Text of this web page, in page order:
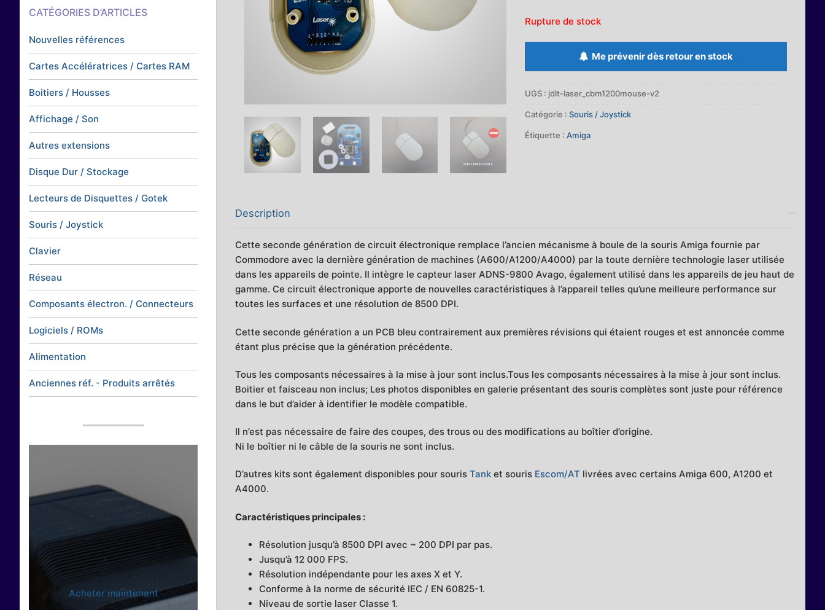
Rupture de stock
Me prévenir dès retour en stock
UGS : jdlt-laser_cbm1200mouse-v2
Catégorie : Souris / Joystick
Étiquette : Amiga
Description
Cette seconde génération de circuit électronique remplace l’ancien mécanisme à boule de la souris Amiga fournie par
Commodore avec la dernière génération de machines (A600/A1200/A4000) par la toute dernière technologie laser utilisée
dans les appareils de pointe. Il intègre le capteur laser ADNS-9800 Avago, également utilisé dans les appareils de jeu haut de
gamme. Ce circuit électronique apporte de nouvelles caractéristiques à l’appareil telles qu’une meilleure performance sur
toutes les surfaces et une résolution de 8500 DPI.
Cette seconde génération a un PCB bleu contrairement aux premières révisions qui étaient rouges et est annoncée comme
étant plus précise que la génération précédente.
Tous les composants nécessaires à la mise à jour sont inclus.Tous les composants nécessaires à la mise à jour sont inclus.
Boitier et faisceau non inclus; Les photos disponibles en galerie présentant des souris complètes sont juste pour référence
dans le but d’aider à identifier le modèle compatible.
Il n’est pas nécessaire de faire des coupes, des trous ou des modifications au boîtier d’origine.
Ni le boîtier ni le câble de la souris ne sont inclus.
D’autres kits sont également disponibles pour souris Tank et souris Escom/AT livrées avec certains Amiga 600, A1200 et
A4000.
Caractéristiques principales :
Résolution jusqu’à 8500 DPI avec ~ 200 DPI par pas.
Jusqu’à 12 000 FPS.
Résolution indépendante pour les axes X et Y.
Conforme à la norme de sécurité IEC / EN 60825-1.
Niveau de sortie laser Classe 1.
CATÉGORIES D’ARTICLES
Nouvelles références
Cartes Accélératrices / Cartes RAM
Boitiers / Housses
Affichage / Son
Autres extensions
Disque Dur / Stockage
Lecteurs de Disquettes / Gotek
Souris / Joystick
Clavier
Réseau
Composants électron. / Connecteurs
Logiciels / ROMs
Alimentation
Anciennes réf. - Produits arrêtés
Acheter maintenant